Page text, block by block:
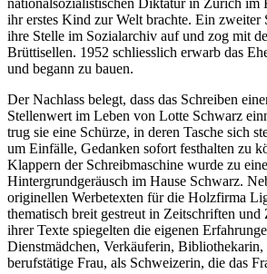
ihr erstes Kind zur Welt brachte. Ein zweiter
ihre Stelle im Sozialarchiv auf und zog mit
Brüttisellen. 1952 schliesslich erwarb das
und begann zu bauen.
Der Nachlass belegt, dass das Schreiben
Stellenwert im Leben von Lotte Schwarz
trug sie eine Schürze, in deren Tasche sich
um Einfälle, Gedanken sofort festhalten zu
Klappern der Schreibmaschine wurde zu
Hintergrundgeräusch im Hause Schwarz.
originellen Werbetexten für die Holzfirma
thematisch breit gestreut in Zeitschriften
ihrer Texte spiegelten die eigenen
Dienstmädchen, Verkäuferin,
berufstätige Frau, als Schweizerin, die das